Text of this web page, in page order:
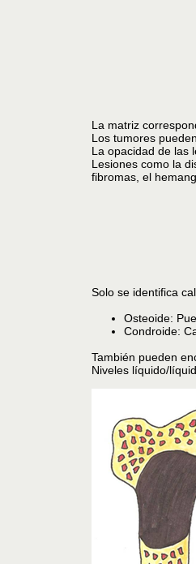
La matriz
Los tumores
La opacidad de las
Lesiones como la
fibromas, el
Solo se identifica
Osteoide:
Condroide:
También pueden
Niveles líquido/